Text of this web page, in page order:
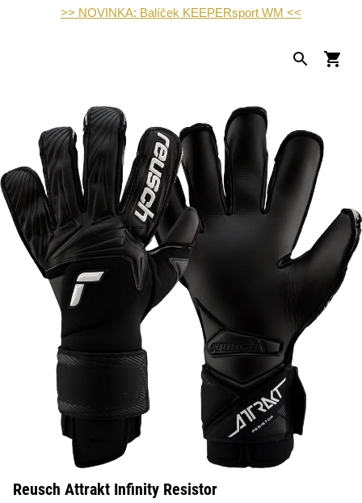
>> NOVINKA: Balíček KEEPERsport WM <<
Reusch Attrakt Infinity Resistor